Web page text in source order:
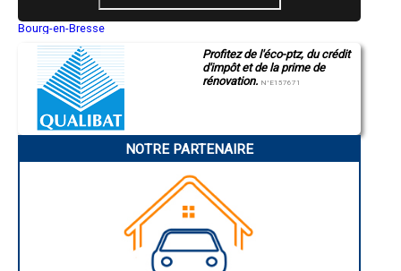
- Entreprise de rénovation immobilière à Encausse
- Entreprise de rénovation immobilière à Monguilhem
- Entreprise de rénovation immobilière à Dému
- Entreprise de rénovation immobilière à Le Brouilh-Monbert
- Entreprise de rénovation immobilière à Haget
- Entreprise de rénovation immobilière à Labéjan
- Entreprise de rénovation immobilière à Sarrant
- Entreprise de rénovation immobilière à Brugnens
- Entreprise de rénovation immobilière à Nougaroulet
- Entreprise de rénovation immobilière à Panassac
- Entreprise de rénovation immobilière à Maurens
- Entreprise de rénovation immobilière à Saint-Mont
- Entreprise de rénovation immobilière à Lahitte
- Entreprise de rénovation immobilière à Saint-Sauvy
- Entreprise de rénovation immobilière à Gimbrède
- Entreprise de rénovation immobilière à Ladevèze-Ville
Bourg-en-Bresse
Montluçon
Manosque
Gap
Charleville-Mézières
Pamiers
Narbonne
Profitez de l'éco-ptz, du crédit
d'impôt et de la prime de
rénovation. N°E157671
NOTRE PARTENAIRE